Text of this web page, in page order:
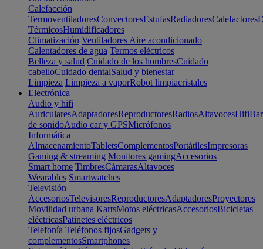
Calefacción
TermoventiladoresConvectoresEstufasRadiadoresCalefactores
TérmicosHumidificadores
Climatización Ventiladores Aire acondicionado
Calentadores de agua Termos eléctricos
Belleza y salud Cuidado de los hombresCuidado
cabelloCuidado dentalSalud y bienestar
Limpieza Limpieza a vaporRobot limpiacristales
Electrónica
Audio y hifi
AuricularesAdaptadoresReproductoresRadiosAltavocesHifi
de sonidoAudio car y GPSMicrófonos
Informática
AlmacenamientoTabletsComplementosPortátilesImpresoras
Gaming & streaming Monitores gamingAccesorios
Smart home TimbresCámarasAltavoces
Wearables Smartwatches
Televisión
AccesoriosTelevisoresReproductoresAdaptadoresProyectores
Movilidad urbana KartsMotos eléctricasAccesoriosBicicletas
eléctricasPatinetes eléctricos
Telefonía Teléfonos fijosGadgets y
complementosSmartphones